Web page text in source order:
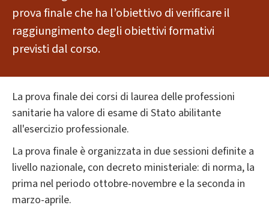
prova finale che ha l’obiettivo di verificare il
raggiungimento degli obiettivi formativi
previsti dal corso.
La prova finale dei corsi di laurea delle professioni
sanitarie ha valore di esame di Stato abilitante
all'esercizio professionale.
La prova finale è organizzata in due sessioni definite a
livello nazionale, con decreto ministeriale: di norma, la
prima nel periodo ottobre-novembre e la seconda in
marzo-aprile.